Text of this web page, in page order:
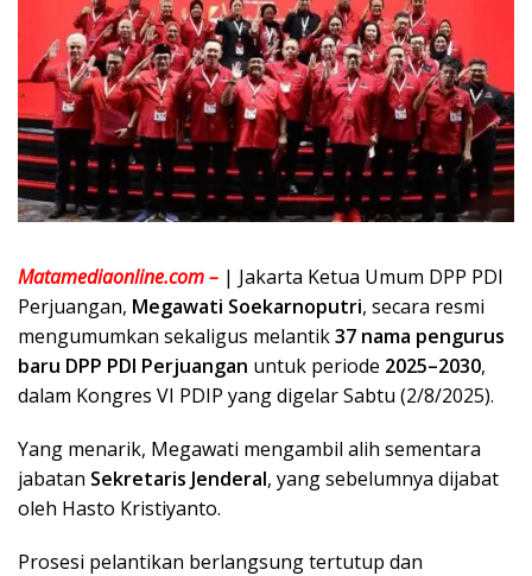
Matamediaonline.com – | Jakarta Ketua Umum DPP PDI
Perjuangan, Megawati Soekarnoputri, secara resmi
mengumumkan sekaligus melantik37 nama pengurus
baru DPP PDI Perjuangan untuk periode 2025–2030,
dalam Kongres VI PDIP yang digelar Sabtu (2/8/2025).
Yang menarik, Megawati mengambil alih sementara
jabatan Sekretaris Jenderal, yang sebelumnya dijabat
oleh Hasto Kristiyanto.
Prosesi pelantikan berlangsung tertutup dan